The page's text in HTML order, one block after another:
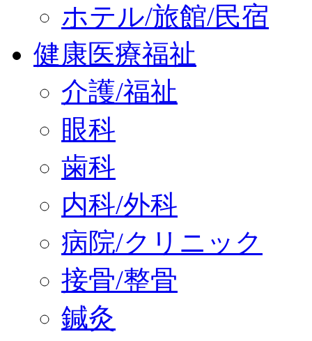
ホテル/旅館/民宿
健康医療福祉
介護/福祉
眼科
歯科
内科/外科
病院/クリニック
接骨/整骨
鍼灸